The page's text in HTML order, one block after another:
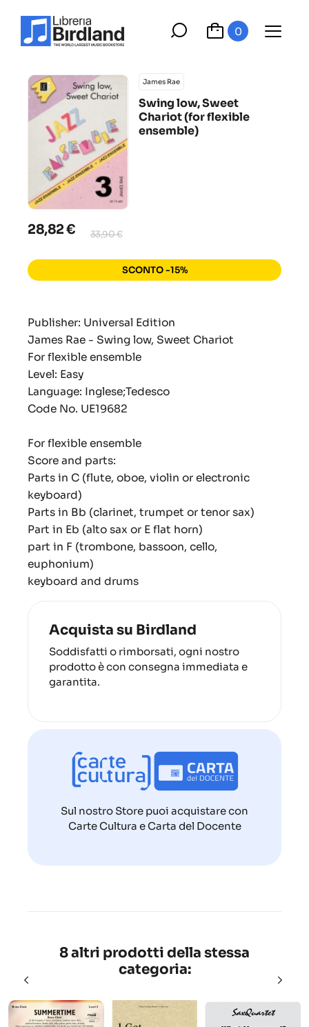
0
James Rae
Swing low, Sweet
Chariot (for flexible
ensemble)
28,82 € 33,90 €
SCONTO -15%
Publisher: Universal Edition
James Rae - Swing low, Sweet Chariot
For flexible ensemble
Level: Easy
Language: Inglese;Tedesco
Code No. UE19682
For flexible ensemble
Score and parts:
Parts in C (flute, oboe, violin or electronic
keyboard)
Parts in Bb (clarinet, trumpet or tenor sax)
Part in Eb (alto sax or E flat horn)
part in F (trombone, bassoon, cello,
euphonium)
keyboard and drums
Acquista su Birdland
Soddisfatti o rimborsati, ogni nostro
prodotto è con consegna immediata e
garantita.
Sul nostro Store puoi acquistare con
Carte Cultura e Carta del Docente
8 altri prodotti della stessa
categoria: